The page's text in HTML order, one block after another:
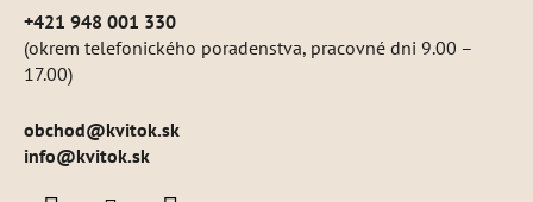
+421 948 001 330
(okrem telefonického poradenstva, pracovné dni 9.00 –
17.00)
obchod@kvitok.sk
info@kvitok.sk